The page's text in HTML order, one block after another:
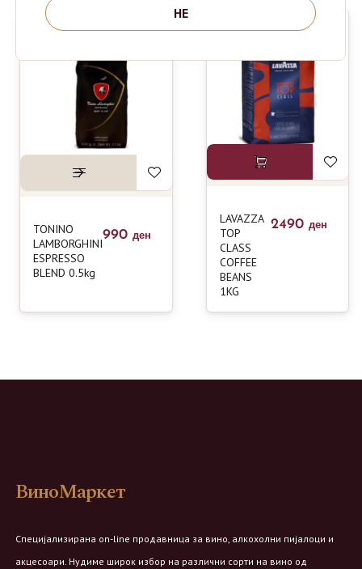
TONINO
LAMBORGHINI
ESPRESSO
BLEND 0.5kg
990 ден
LAVAZZA
TOP
CLASS
COFFEE
BEANS
1KG
2490 ден
ВиноМаркет
Специјализирана on-line продавница за вино, алкохолни пијалоци и
акцесоари. Нудиме широк избор на различни сорти на вино од
НЕ